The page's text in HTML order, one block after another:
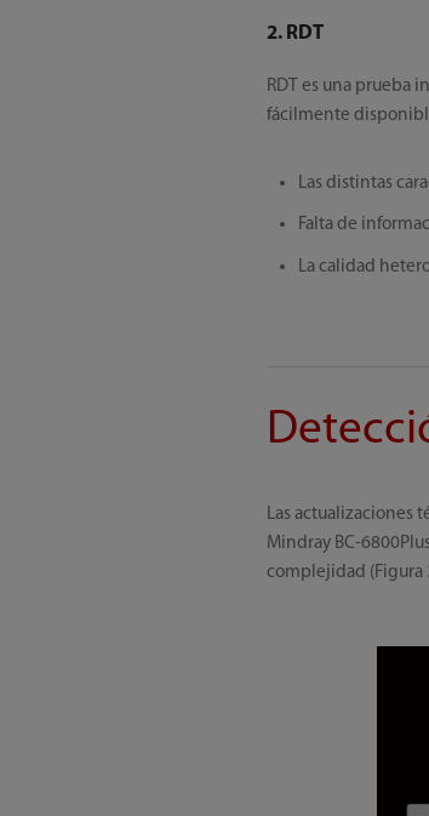
2. RDT
RDT es una prueba
fácilmente
Las distintas
Falta de
La calidad
Las actualizaciones
Mindray BC-
complejidad (Figura